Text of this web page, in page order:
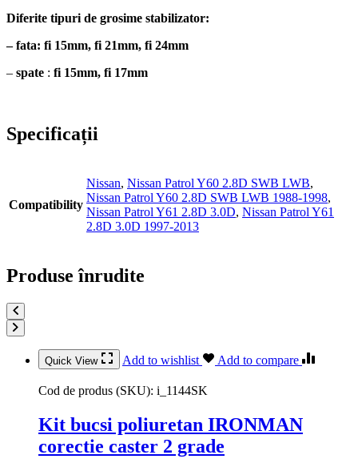
Diferite tipuri de grosime stabilizator:
– fata: fi 15mm, fi 21mm, fi 24mm
– spate : fi 15mm, fi 17mm
Specificații
Compatibility
Nissan, Nissan Patrol Y60 2.8D SWB LWB,
Nissan Patrol Y60 2.8D SWB LWB 1988-1998,
Nissan Patrol Y61 2.8D 3.0D, Nissan Patrol Y61
2.8D 3.0D 1997-2013
Produse înrudite
Quick View Add to wishlist Add to compare
Cod de produs (SKU): i_1144SK
Kit bucsi poliuretan IRONMAN
corectie caster 2 grade